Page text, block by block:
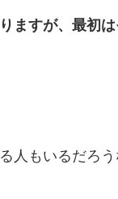
ますが、最初
人もいるだろう